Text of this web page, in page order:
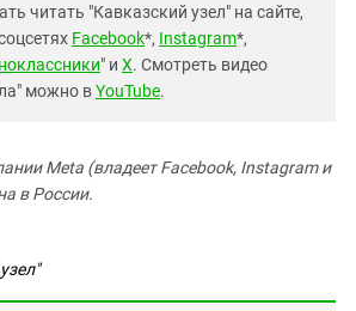
читать "Кавказский узел" на сайте,
Facebook*, Instagram*,
" и X. Смотреть видео
можно вYouTube.
Meta (владеет Facebook, Instagram и
в России.